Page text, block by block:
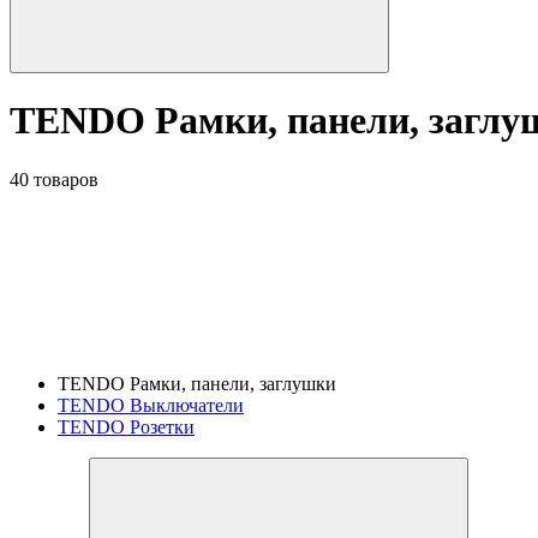
TENDO Рамки, панели,
40 товаров
TENDO Рамки, панели, заглушки
TENDO Выключатели
TENDO Розетки